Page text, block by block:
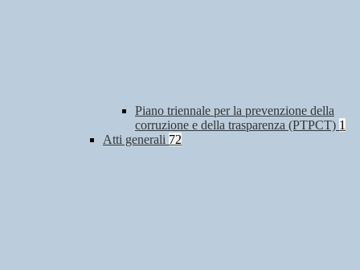
Piano triennale per la prevenzione della
corruzione e della trasparenza (PTPCT) 1
Atti generali 72